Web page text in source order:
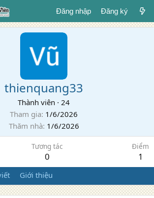
Đăng nhập Đăng ký
thienquang33
Thành viên · 24
Tham gia 1/6/2026
Thăm nhà 1/6/2026
Tương tác
0
Điểm
1
Giới thiệu